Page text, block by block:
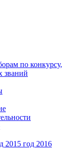
по конкурсу,
званий
2015 год 2016